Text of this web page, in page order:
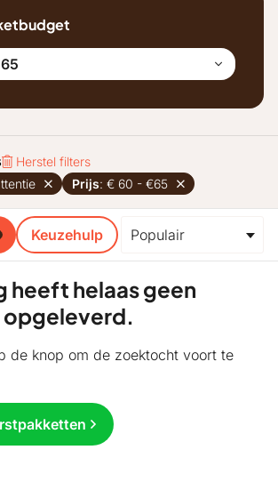
Herstel filters
Prijs: € 60 - €65
Keuzehulp
heeft helaas geen
de knop om de zoektocht voort te